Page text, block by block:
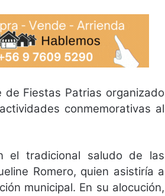
Fiestas Patrias organizado
conmemorativas al
el tradicional saludo de las
Romero, quien asistiría a
municipal. En su alocución,